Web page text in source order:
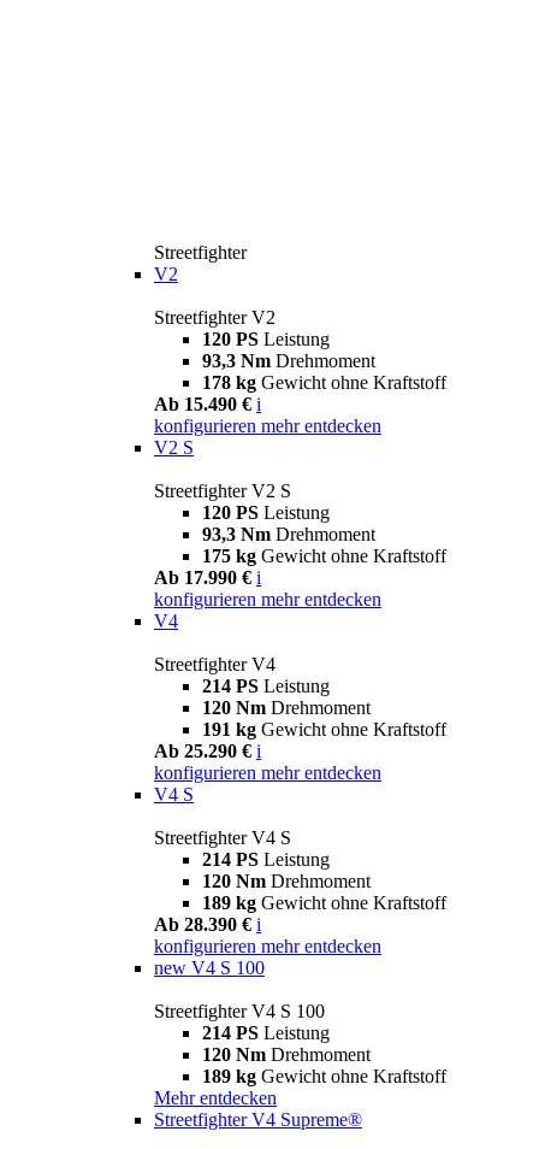
Streetfighter
V2
Streetfighter V2
120 PS Leistung
93,3 Nm Drehmoment
178 kg Gewicht ohne Kraftstoff
Ab 15.490 € i
konfigurieren mehr entdecken
V2 S
Streetfighter V2 S
120 PS Leistung
93,3 Nm Drehmoment
175 kg Gewicht ohne Kraftstoff
Ab 17.990 € i
konfigurieren mehr entdecken
V4
Streetfighter V4
214 PS Leistung
120 Nm Drehmoment
191 kg Gewicht ohne Kraftstoff
Ab 25.290 € i
konfigurieren mehr entdecken
V4 S
Streetfighter V4 S
214 PS Leistung
120 Nm Drehmoment
189 kg Gewicht ohne Kraftstoff
Ab 28.390 € i
konfigurieren mehr entdecken
new V4 S 100
Streetfighter V4 S 100
214 PS Leistung
120 Nm Drehmoment
189 kg Gewicht ohne Kraftstoff
Mehr entdecken
Streetfighter V4 Supreme®